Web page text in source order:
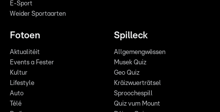
E-Sport
Weider Sportaarten
Fotoen
Aktualitéit
Events a Fester
Kultur
Lifestyle
Auto
Télé
Spilleck
Allgemengwëssen
Musek Quiz
Geo Quiz
Kräizwuerträtsel
Sproochespill
Quiz vum Mount